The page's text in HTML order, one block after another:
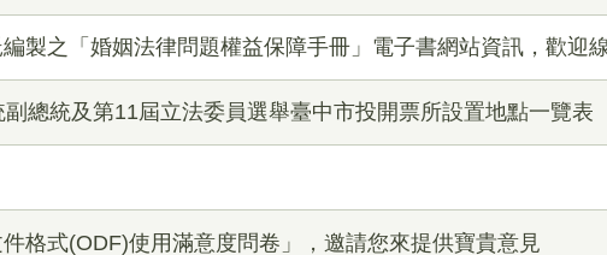
製之「婚姻法律問題權益保障手冊」電子書網站資訊，歡迎
總統及第11屆立法委員選舉臺中市投開票所設置地點一覽表
格式(ODF)使用滿意度問卷」，邀請您來提供寶貴意見